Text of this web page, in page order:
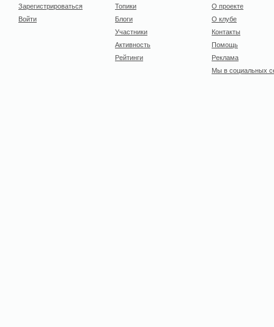
Зарегистрироваться
Войти
Топики
Блоги
Участники
Активность
Рейтинги
О проекте
О клубе
Контакты
Помощь
Реклама
Мы в социальных